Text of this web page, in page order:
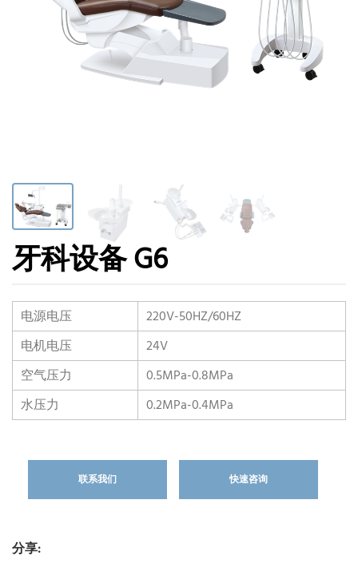
牙科设备 G6
电源电压
220V-50HZ/60HZ
电机电压
24V
空气压力
0.5MPa-0.8MPa
水压力
0.2MPa-0.4MPa
联系我们 快速咨询
分享: